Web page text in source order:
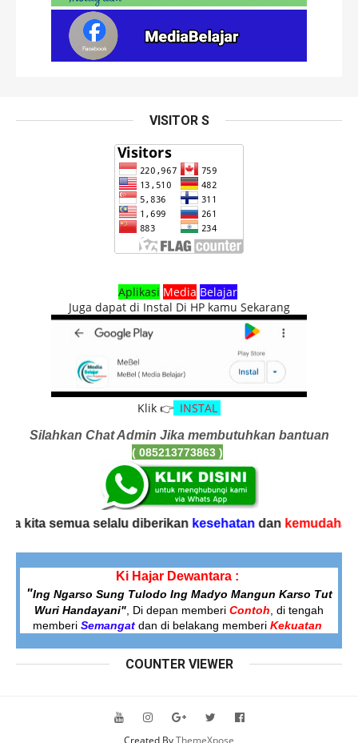
VISITOR S
Aplikasi Media Belajar
Juga dapat di Instal Di HP kamu Sekarang
Klik 👉 INSTAL
Silahkan Chat Admin Jika membutuhkan bantuan
( 085213773863 )
selalu diberikankesehatandankemudahandalam
Ki Hajar Dewantara :
"Ing Ngarso Sung Tulodo Ing Madyo Mangun Karso Tut
Wuri Handayani" , Di depan memberi Contoh di tengah
memberi Semangat dan di belakang memberi Kekuatan
COUNTER VIEWER
Created ByThemeXpose